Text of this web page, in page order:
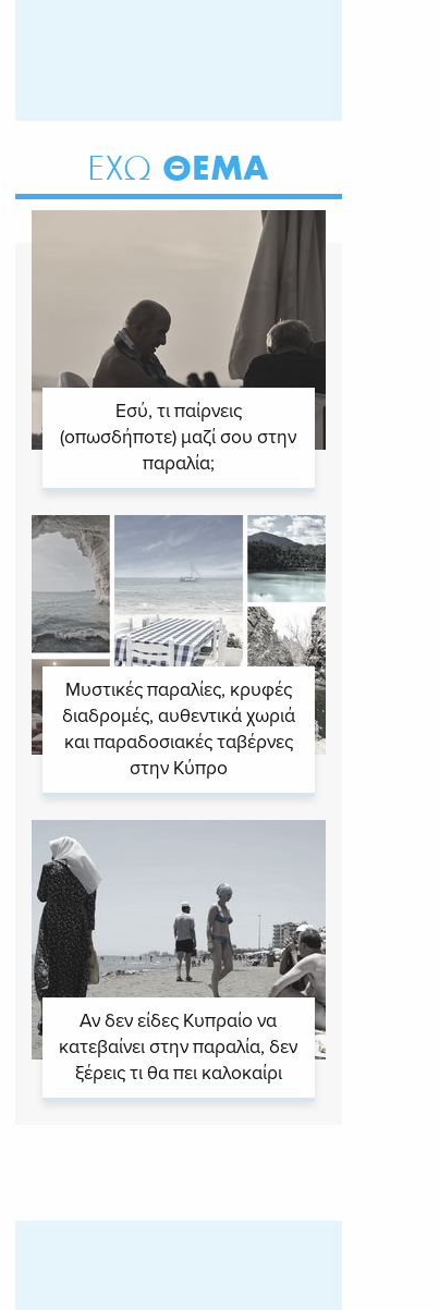
ΕΧΩ ΘΕΜΑ
Εσύ, τι παίρνεις
(οπωσδήποτε) μαζί σου στην
παραλία;
Μυστικές παραλίες, κρυφές
διαδρομές, αυθεντικά χωριά
και παραδοσιακές ταβέρνες
στην Κύπρο
Αν δεν είδες Κυπραίο να
κατεβαίνει στην παραλία, δεν
ξέρεις τι θα πει καλοκαίρι